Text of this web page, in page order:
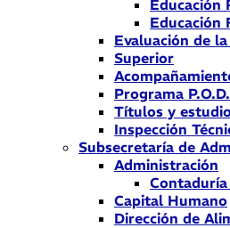
Educación
Educación
Evaluación de
Superior
Programa
Títulos y
Inspección
Subsecretaría de
Administración
Capital Humano
Dirección de